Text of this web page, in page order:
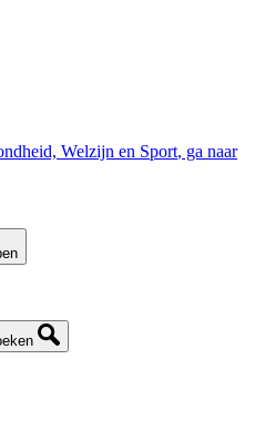
Welzijn en Sport, ga naar